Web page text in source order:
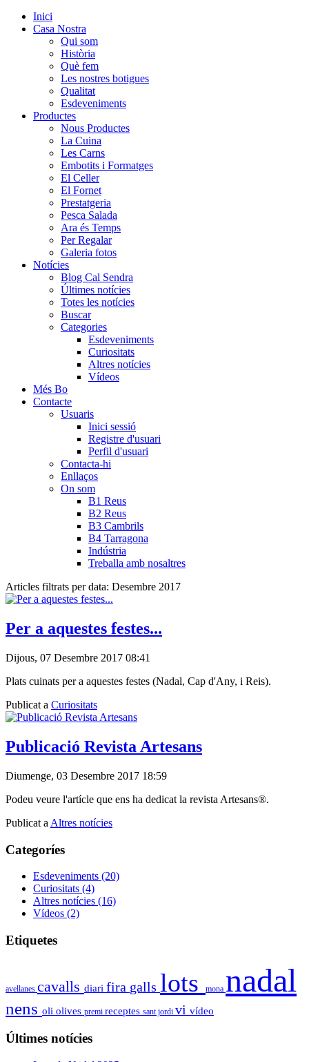
Inici
Casa Nostra
Qui som
Història
Què fem
Les nostres botigues
Qualitat
Esdeveniments
Productes
Nous Productes
La Cuina
Les Carns
Embotits i Formatges
El Celler
El Fornet
Prestatgeria
Pesca Salada
Ara és Temps
Per Regalar
Galeria fotos
Notícies
Blog Cal Sendra
Últimes notícies
Totes les notícies
Buscar
Categories
Esdeveniments
Curiositats
Altres notícies
Vídeos
Més Bo
Contacte
Usuaris
Inici sessió
Registre d'usuari
Perfil d'usuari
Contacta-hi
Enllaços
On som
B1 Reus
B2 Reus
B3 Cambrils
B4 Tarragona
Indústria
Treballa amb nosaltres
Articles filtrats per data: Desembre 2017
Per a aquestes festes...
Dijous, 07 Desembre 2017 08:41
Plats cuinats per a aquestes festes (Nadal, Cap d'Any, i Reis).
Publicat a Curiositats
Publicació Revista Artesans
Diumenge, 03 Desembre 2017 18:59
Podeu veure l'artícle que ens ha dedicat la revista Artesans®.
Publicat a Altres notícies
Categoríes
Esdeveniments (20)
Curiositats (4)
Altres notícies (16)
Vídeos (2)
Etiquetes
avellanes cavalls diari fira galls lots mona nadal
nens oli olives premi receptes sant jordi vi vídeo
Últimes notícies